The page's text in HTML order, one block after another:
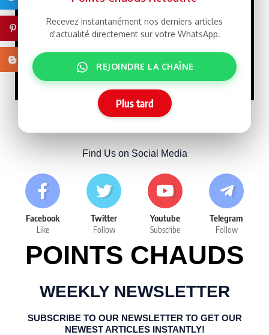
Blogger
les cartes face à Sonko
SPONSORISE
Tensions
entre la Chine et Taïwan
Find Us on Social Media
Facebook
Like
Twitter
Follow
Youtube
Subscribe
Telegram
Follow
POINTS CHAUDS
WEEKLY NEWSLETTER
SUBSCRIBE TO OUR NEWSLETTER TO GET OUR
NEWEST ARTICLES INSTANTLY!
Recevez instantanément nos derniers articles
d'actualité directement sur votre WhatsApp.
REJOINDRE LA CHAÎNE
Plus tard